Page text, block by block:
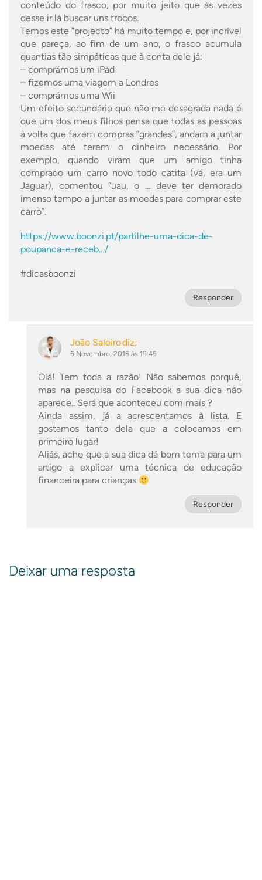
conteúdo do frasco, por muito jeito que às vezes
desse ir lá buscar uns trocos.
Temos este ”projecto” há muito tempo e, por incrível
que pareça, ao fim de um ano, o frasco acumula
quantias tão simpáticas que à conta dele já:
– comprámos um iPad
– fizemos uma viagem a Londres
– comprámos uma Wii
Um efeito secundário que não me desagrada nada é
que um dos meus filhos pensa que todas as pessoas
à volta que fazem compras ”grandes”, andam a juntar
moedas até terem o dinheiro necessário. Por
exemplo, quando viram que um amigo tinha
comprado um carro novo todo catita (vá, era um
Jaguar), comentou ”uau, o … deve ter demorado
imenso tempo a juntar as moedas para comprar este
carro”.
https://www.boonzi.pt/partilhe-uma-dica-de-
poupanca-e-receb…/
#dicasboonzi
Responder
João Saleirodiz:
5 Novembro, 2016 às 19:49
Olá! Tem toda a razão! Não sabemos porquê,
mas na pesquisa do Facebook a sua dica não
aparece.. Será que aconteceu com mais ?
Ainda assim, já a acrescentamos à lista. E
gostamos tanto dela que a colocamos em
primeiro lugar!
Aliás, acho que a sua dica dá bom tema para um
artigo a explicar uma técnica de educação
financeira para crianças
Responder
Deixar uma resposta